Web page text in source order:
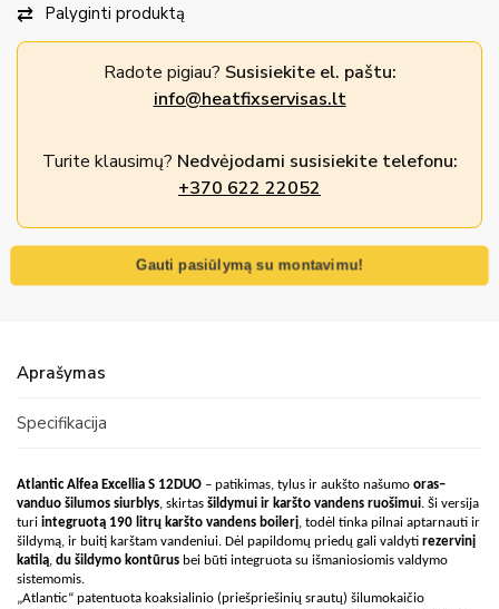
Palyginti produktą
Radote pigiau? Susisiekite el. paštu:
info@heatfixservisas.lt
Turite klausimų? Nedvėjodami susisiekite telefonu:
+370 622 22052
Gauti pasiūlymą su montavimu!
Aprašymas
Specifikacija
Atlantic Alfea Excellia S 12DUO – patikimas, tylus ir aukšto našumo oras–
vanduo šilumos siurblys, skirtas šildymui ir karšto vandens ruošimui. Ši versija
turi integruotą 190 litrų karšto vandens boilerį, todėl tinka pilnai aptarnauti ir
šildymą, ir buitį karštam vandeniui. Dėl papildomų priedų gali valdyti rezervinį
katilą, du šildymo kontūrus bei būti integruota su išmaniosiomis valdymo
sistemomis.
„Atlantic“ patentuota koaksialinio (priešpriešinių srautų) šilumokaičio